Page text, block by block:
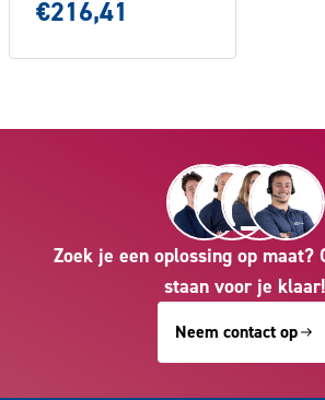
€216,41
Zoek je een oplossing op maat?
staan voor je klaar!
Neem contact op